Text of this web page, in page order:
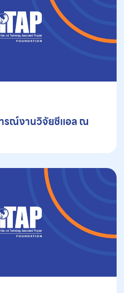
รณ์งานวิจัยซีแอล ณ